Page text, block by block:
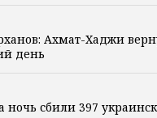
Ахмат-Хаджи
день
ночь сбили 397